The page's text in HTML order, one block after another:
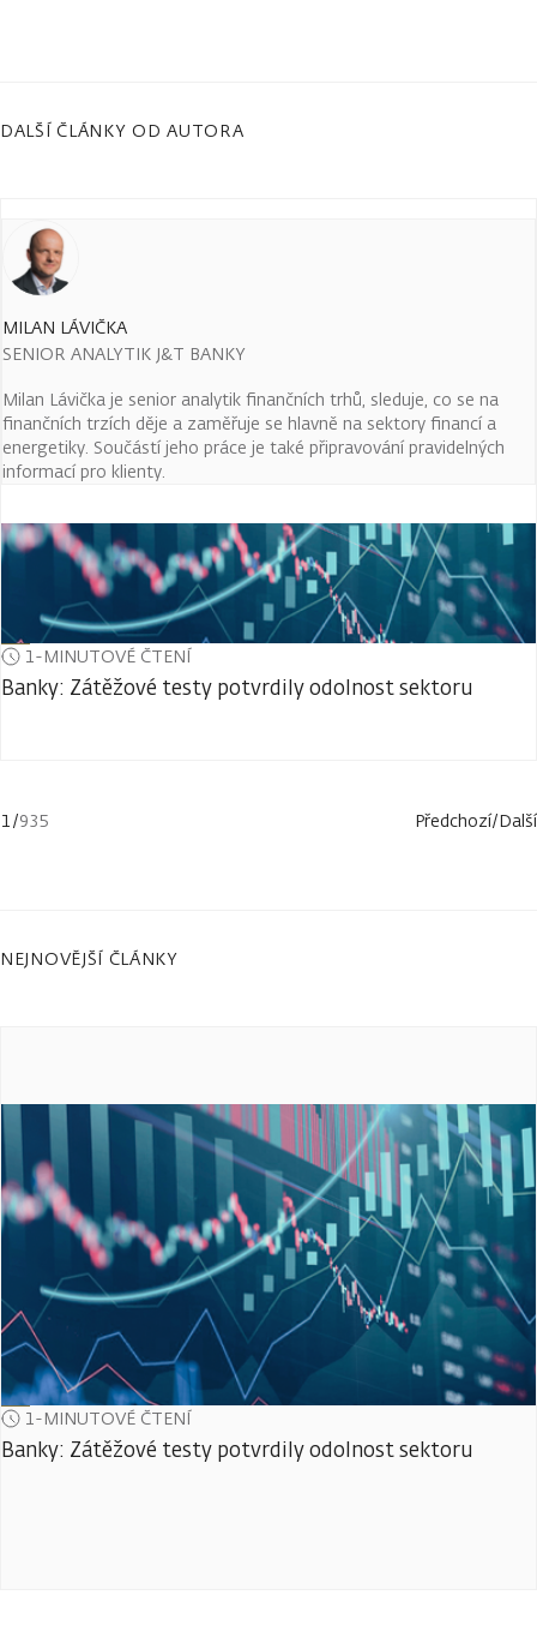
DALŠÍ ČLÁNKY OD AUTORA
MILAN LÁVIČKA
SENIOR ANALYTIK J&T BANKY
Milan Lávička je senior analytik finančních trhů, sleduje, co se na
finančních trzích děje a zaměřuje se hlavně na sektory financí a
energetiky. Součástí jeho práce je také připravování pravidelných
informací pro klienty.
1-MINUTOVÉ ČTENÍ
Banky: Zátěžové testy potvrdily odolnost sektoru
1/935 Předchozí/Další
NEJNOVĚJŠÍ ČLÁNKY
1-MINUTOVÉ ČTENÍ
Banky: Zátěžové testy potvrdily odolnost sektoru